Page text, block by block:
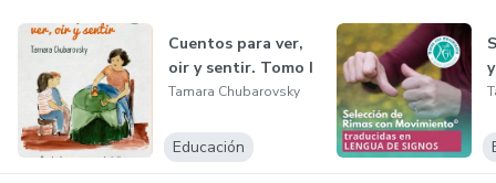
Cuentos para ver,
oir y sentir. Tomo I
Tamara Chubarovsky
Educación